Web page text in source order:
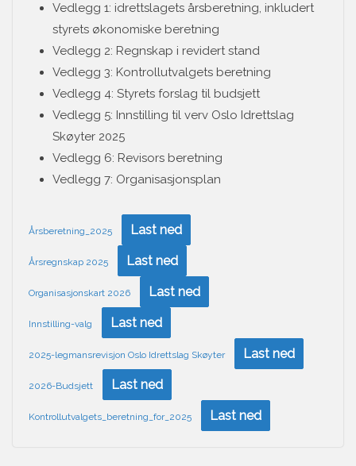
Vedlegg 1: idrettslagets årsberetning, inkludert
styrets økonomiske beretning
Vedlegg 2: Regnskap i revidert stand
Vedlegg 3: Kontrollutvalgets beretning
Vedlegg 4: Styrets forslag til budsjett
Vedlegg 5: Innstilling til verv Oslo Idrettslag
Skøyter 2025
Vedlegg 6: Revisors beretning
Vedlegg 7: Organisasjonsplan
Årsberetning_2025 Last ned
Årsregnskap 2025 Last ned
Organisasjonskart 2026 Last ned
Innstilling-valg Last ned
2025-legmansrevisjon Oslo Idrettslag Skøyter Last ned
2026-Budsjett Last ned
Kontrollutvalgets_beretning_for_2025 Last ned